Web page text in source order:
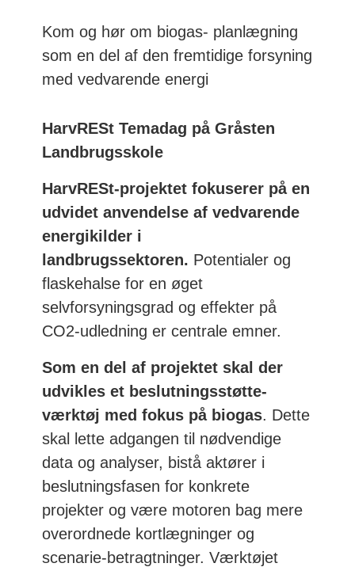
Kom og hør om biogas- planlægning
som en del af den fremtidige forsyning
med vedvarende energi
HarvRESt Temadag på Gråsten
Landbrugsskole
HarvRESt-projektet fokuserer på en
udvidet anvendelse af vedvarende
energikilder i
landbrugssektoren. Potentialer og
flaskehalse for en øget
selvforsyningsgrad og effekter på
CO2-udledning er centrale emner.
Som en del af projektet skal der
udvikles et beslutningsstøtte-
værktøj med fokus på biogas. Dette
skal lette adgangen til nødvendige
data og analyser, bistå aktører i
beslutningsfasen for konkrete
projekter og være motoren bag mere
overordnede kortlægninger og
scenarie-betragtninger. Værktøjet